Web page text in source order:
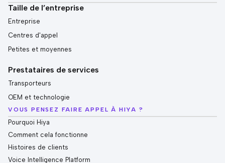
Taille de l’entreprise
Entreprise
Centres d'appel
Petites et moyennes
Prestataires de services
Transporteurs
OEM et technologie
VOUS PENSEZ FAIRE APPEL À HIYA ?
Pourquoi Hiya
Comment cela fonctionne
Histoires de clients
Voice Intelligence Platform